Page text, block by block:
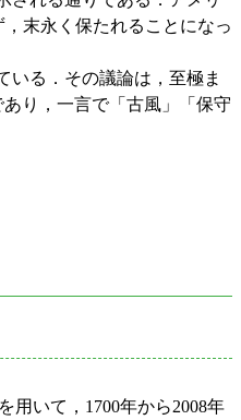
末永く保たれることになっ
いる．その議論は，至極ま
り，一言で「古風」「保守
用いて，1700年から2008年